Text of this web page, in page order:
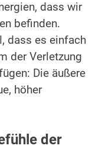
dass wir
befinden.
dass es einfach
der Verletzung
Die äußere
höher
der